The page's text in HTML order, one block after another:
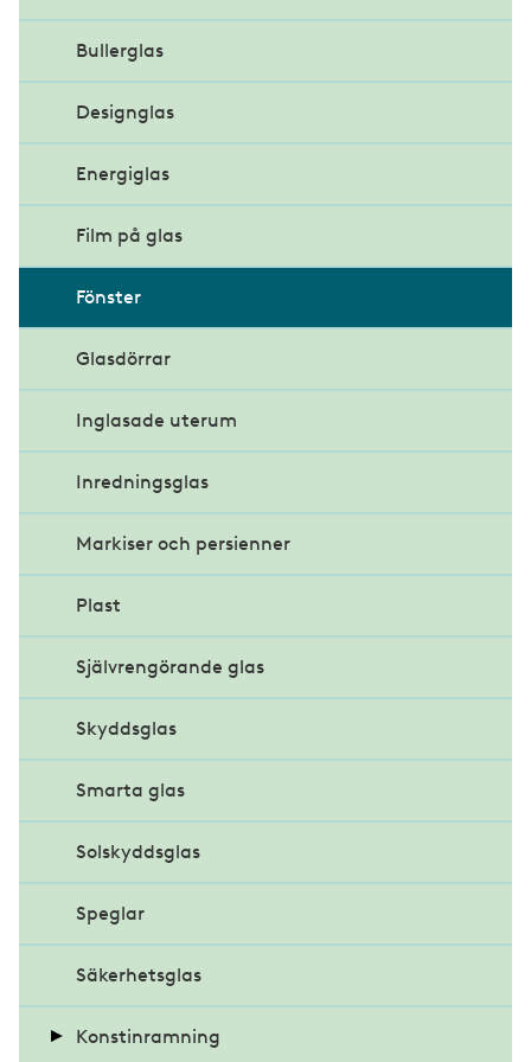
Krav och stadgar
Glas i funktion
Glasfasader
Dubbelskalsfasad
Brandskydd
Curtain Wall
Structural Glazing
Gestaltning av glasfasad
Glastak
Skärmtak
Solskydd
Bullerglas
Designglas
Energiglas
Film på glas
Fönster
Glasdörrar
Inglasade uterum
Inredningsglas
Markiser och persienner
Plast
Självrengörande glas
Skyddsglas
Smarta glas
Solskyddsglas
Speglar
Säkerhetsglas
Konstinramning